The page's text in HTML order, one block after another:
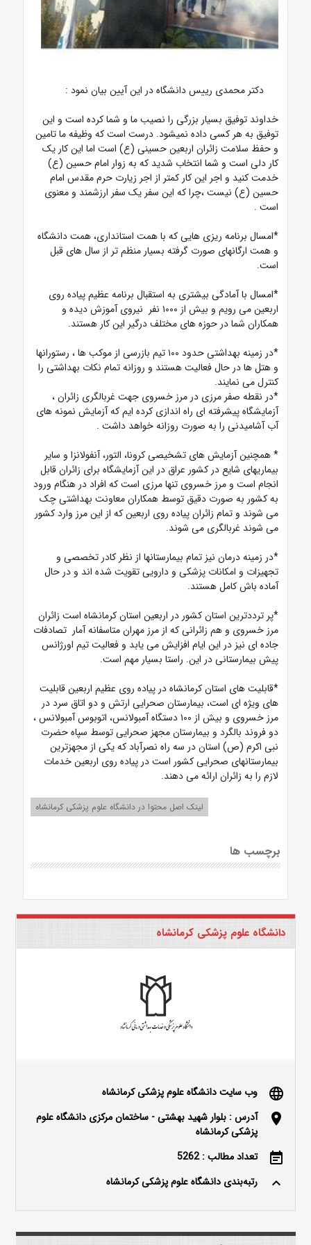
دکتر محمدی رییس دانشگاه در این آیین بیان نمود :
خداوند توفیق بسیار بزرگی را نصیب ما و شما کرده است و این
توفیق به هر کسی داده نمیشود. درست است که وظیفه ما تامین
و حفظ سلامت زائران اربعین حسینی (ع) است اما این کار یک
کار دلی است و شما انتخاب شدید که به زوار امام حسین (ع)
خدمت کنید و اجر این کار کمتر از اجر زیارت حرم مقدس امام
حسین (ع) نیست ،چرا که این سفر یک سفر ارزشمند و معنوی
است .
*امسال برنامه ریزی هایی که با همت استانداری، همت دانشگاه
و همت ارگانهای صورت گرفته بسیار منظم تر از سال های قبل
است.
*امسال با آمادگی بیشتری به استقبال برنامه عظیم پیاده روی
اربعین می رویم و بیش از ۱۰۰۰ نفر نیروی آموزش دیده و
همکاران شما در حوزه های مختلف درگیر این کار هستند.
*در زمینه بهداشتی حدود ۱۰۰ تیم بازرسی از موکب ها ، رستورانها
و هتل ها در حال فعالیت هستند و روزانه تمام نکات بهداشتی را
کنترل می نمایند.
*در نقطه صفر مرزی در مرز خسروی جهت غربالگری زائران ،
آزمایشگاه پیشرفته ای راه اندازی کرده ایم که آزمایش نمونه های
آب آشامیدنی را به صورت روزانه خواهد داشت .
* همچنین آزمایش های تشخیصی کرونا، التور، آنفولانزا و سایر
بیماریهای شایع در کشور عراق در این آزمایشگاه برای زائران قابل
انجام است و مرز خسروی تنها مرزی است که افراد در هنگام ورود
به کشور به صورت دقیق توسط همکاران معاونت بهداشتی چک
می شوند و تمام زائران پیاده روی اربعین که از این مرز وارد کشور
می شوند غربالگری می شوند.
*در زمینه درمان نیز تمام بیمارستانها از نظر کادر تخصصی و
تجهیزات و امکانات پزشکی و دارویی تقویت شده اند و در حال
آماده باش کامل هستند.
*پر ترددترین استان کشور در اربعین استان کرمانشاه است زائران
مرز خسروی و هم زائرانی که از مرز مهران متاسفانه آمار تصادفات
جاده ای نیز در این ایام افزایش می یابد و فعالیت تیم اورژانس
پیش بیمارستانی در این. راستا بسیار مهم‌ است.
*قابلیت های استان کرمانشاه در پیاده روی عظیم اربعین قابلیت
های ویژه ای است، بیمارستان صحرایی ارتش و دو اتاق سرد در
مرز خسروی و بیش از ۱۰۰ دستگاه آمبولانس، اتوبوس آمبولانس ،
دو فروند بالگرد و بیمارستان مجهز صحرایی توسط سپاه حضرت
نبی اکرم (ص) استان در سه راه نصرآباد که یکی از مجهزترین
بیمارستانهای صحرایی کشور است در پیاده روی اربعین خدمات
لازم را به زائران ارائه می دهند.
لینک اصل محتوا در دانشگاه علوم پزشکی کرمانشاه
برچسب ها
دانشگاه علوم پزشکی کرمانشاه
language وب سایت دانشگاه علوم پزشکی کرمانشاه
location_on
آدرس : بلوار شهید بهشتی - ساختمان مرکزی دانشگاه علوم
پزشکی کرمانشاه
event_note تعداد مطالب : 5262
keyboard_arrow_up رتبه‌بندی دانشگاه علوم پزشکی کرمانشاه